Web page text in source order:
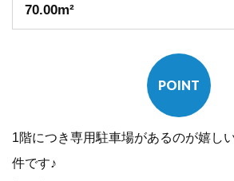
70.00m²
POINT
1階につき専用駐車場があるのが嬉し
件です♪